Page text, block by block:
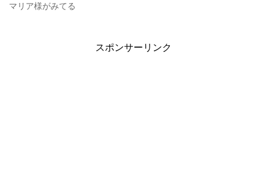
マリア様がみてる
スポンサーリンク